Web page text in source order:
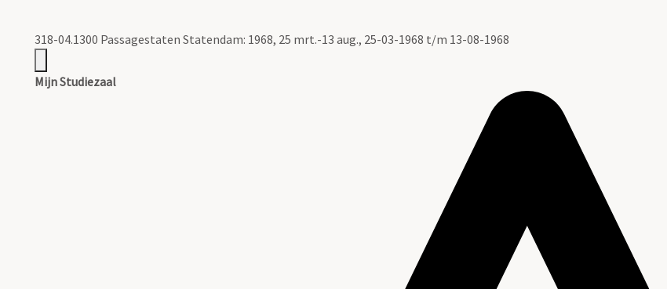
318-04.1300 Passagestaten Statendam: 1968, 25 mrt.-13 aug., 25-03-1968 t/m 13-08-1968
Mijn Studiezaal